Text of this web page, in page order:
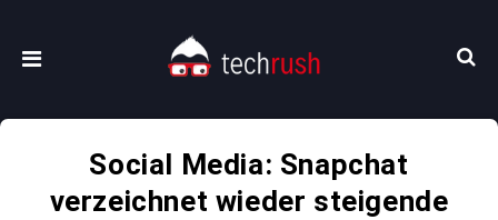
Social Media: Snapchat
verzeichnet wieder steigende